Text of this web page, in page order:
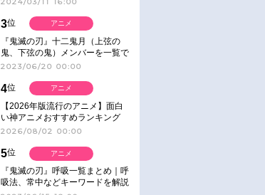
3位
『鬼滅の刃』十二鬼月（上弦の
鬼、下弦の鬼）メンバーを一覧で
紹介＆解説（登場鬼の情報まと
2023/06/20 00:00
アニメ
4位
【2026年版流行のアニメ】面白
い神アニメおすすめランキング
【名作・話題作】｜ジャンル別人
2026/08/02 00:00
アニメ
5位
『鬼滅の刃』呼吸一覧まとめ｜呼
吸法、常中などキーワードを解説
アニメ